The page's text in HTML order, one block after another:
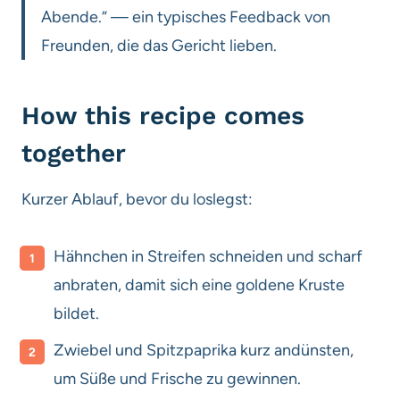
Abende.“ — ein typisches Feedback von
Freunden, die das Gericht lieben.
How this recipe comes
together
Kurzer Ablauf, bevor du loslegst:
Hähnchen in Streifen schneiden und scharf
anbraten, damit sich eine goldene Kruste
bildet.
Zwiebel und Spitzpaprika kurz andünsten,
um Süße und Frische zu gewinnen.